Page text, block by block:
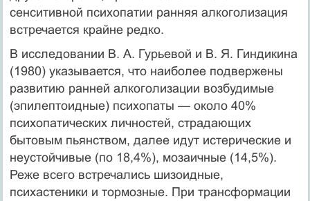
сенситивной психопатии ранняя алкого­лизация
встречается крайне редко.
В исследовании В. А. Гурьевой и В. Я. Гиндикина
(1980) указывается, что наиболее подвержены
развитию ранней алкоголизации возбудимые
(эпилептоидные) психопаты — около 40%
психопатических личностей, страдающих
бытовым пьянством, далее идут истерические и
неустойчивые (по 18,4%), мозаичные (14,5%).
Реже всего встречались шизоидные,
психастеники и тормозные. При трансформации